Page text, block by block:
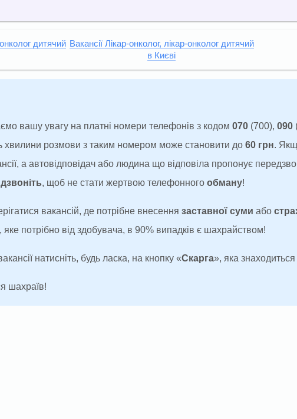
онколог дитячий Вакансії Лікар-онколог, лікар-онколог дитячий
в Києві
вашу увагу на платні номери телефонів з кодом 070 (700), 090
хвилини розмови з таким номером може становити до 60 грн.
а автовідповідач або людина що відповіла пропонує
, щоб не стати жертвою телефонного обману!
вакансій, де потрібне внесення заставної суми або
потрібно від здобувача, в 90% випадків є шахрайством!
натисніть, будь ласка, на кнопку «Скарга», яка знаходиться
шахраїв!